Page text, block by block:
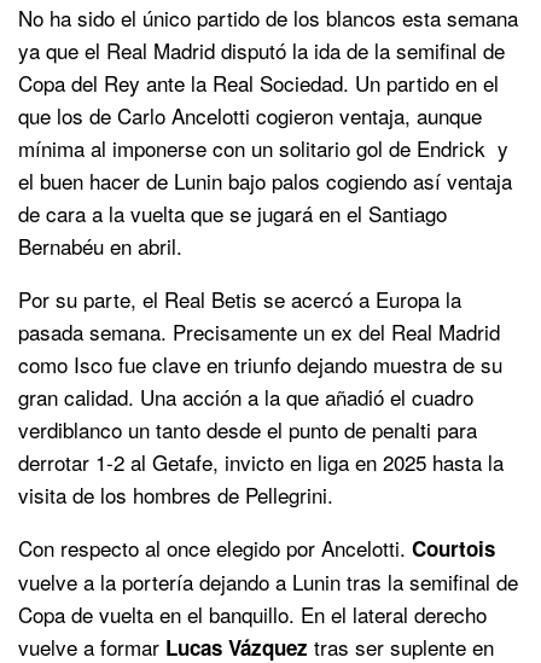
No ha sido el único partido de los blancos esta semana
ya que el Real Madrid disputó la ida de la semifinal de
Copa del Rey ante la Real Sociedad. Un partido en el
que los de Carlo Ancelotti cogieron ventaja, aunque
mínima al imponerse con un solitario gol de Endrick y
el buen hacer de Lunin bajo palos cogiendo así ventaja
de cara a la vuelta que se jugará en el Santiago
Bernabéu en abril.
Por su parte, el Real Betis se acercó a Europa la
pasada semana. Precisamente un ex del Real Madrid
como Isco fue clave en triunfo dejando muestra de su
gran calidad. Una acción a la que añadió el cuadro
verdiblanco un tanto desde el punto de penalti para
derrotar 1-2 al Getafe, invicto en liga en 2025 hasta la
visita de los hombres de Pellegrini.
Con respecto al once elegido por Ancelotti. Courtois
vuelve a la portería dejando a Lunin tras la semifinal de
Copa de vuelta en el banquillo. En el lateral derecho
vuelve a formar Lucas Vázquez tras ser suplente en